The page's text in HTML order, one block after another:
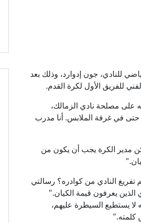
للنادي، جون إدوارد، وذلك بعد
للفريق الأول لكرة القدم.
على مصلحة نادي الزمالك،
في غرفة الملابس. أنا مدرب
مدير الكرة يجب أن يكون من
تفريغ النادي من كوادره؟ رسالتي
يعرفون قيمة الكيان."
لا يستطيع السيطرة عليهم،
كلمته."